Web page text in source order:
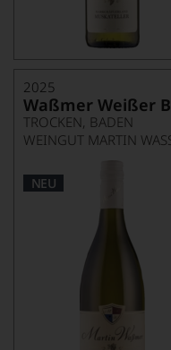
2025
Waßmer Weißer
TROCKEN, BADEN
WEINGUT MARTIN
NEU